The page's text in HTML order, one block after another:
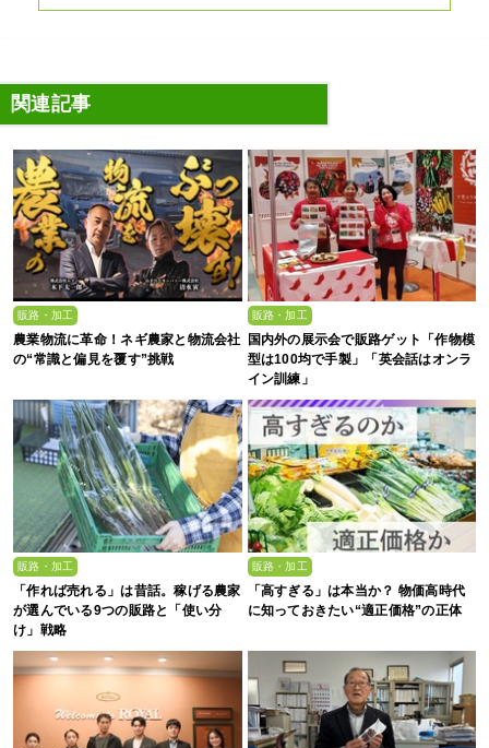
関連記事
販路・加工
農業物流に革命！ネギ農家と物流会社
の“常識と偏見を覆す”挑戦
販路・加工
国内外の展示会で販路ゲット「作物模
型は100均で手製」「英会話はオンラ
イン訓練」
販路・加工
「作れば売れる」は昔話。稼げる農家
が選んでいる9つの販路と「使い分
け」戦略
販路・加工
「高すぎる」は本当か？ 物価高時代
に知っておきたい“適正価格”の正体